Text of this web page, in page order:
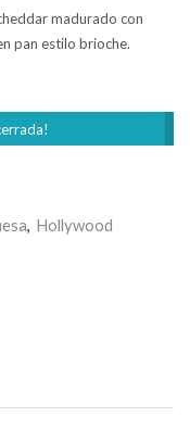
madurado con
pan estilo brioche.
, Hollywood